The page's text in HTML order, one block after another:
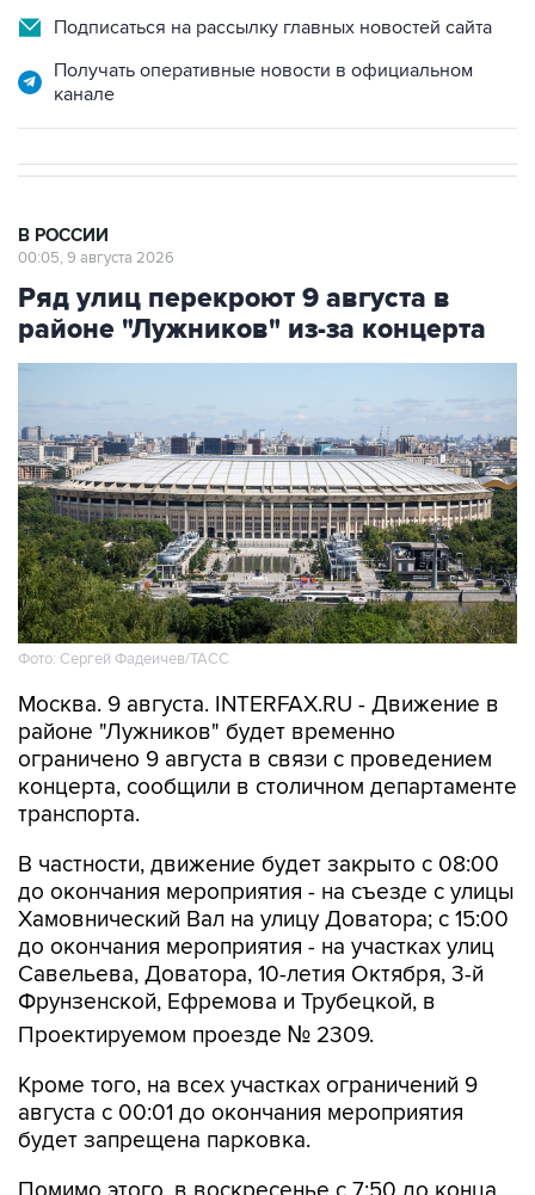
Подписаться на рассылку главных новостей сайта
Получать оперативные новости в официальном
канале
В РОССИИ
00:05, 9 августа 2026
Ряд улиц перекроют 9 августа в
районе "Лужников" из-за концерта
Фото: Сергей Фадеичев/ТАСС
Москва. 9 августа. INTERFAX.RU - Движение в
районе "Лужников" будет временно
ограничено 9 августа в связи с проведением
концерта, сообщили в столичном департаменте
транспорта.
В частности, движение будет закрыто с 08:00
до окончания мероприятия - на съезде с улицы
Хамовнический Вал на улицу Доватора; с 15:00
до окончания мероприятия - на участках улиц
Савельева, Доватора, 10-летия Октября, 3-й
Фрунзенской, Ефремова и Трубецкой, в
Проектируемом проезде № 2309.
Кроме того, на всех участках ограничений 9
августа с 00:01 до окончания мероприятия
будет запрещена парковка.